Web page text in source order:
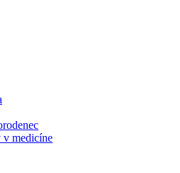
v medicíne